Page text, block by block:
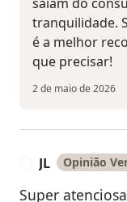
tranquilidade.
é a melhor
que precisar!
2 de maio de 2026
JL Opinião
Super